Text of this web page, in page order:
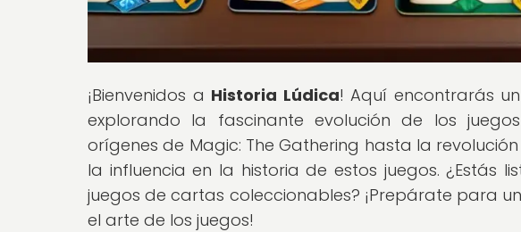
¡Bienvenidos a Historia Lúdica! Aquí encontrarás
explorando la fascinante evolución de los
orígenes de Magic: The Gathering hasta la
la influencia en la historia de estos juegos. ¿Estás
juegos de cartas coleccionables? ¡Prepárate para
el arte de los juegos!